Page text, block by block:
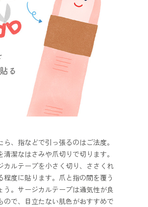
、指などで引っ張るのはご法度。
潔なはさみや爪切りで切ります。
カルテープを小さく切り、ささくれ
程度に貼ります。爪と指の間を覆う
う。サージカルテープは通気性が良
ので、目立たない肌色がおすすめで